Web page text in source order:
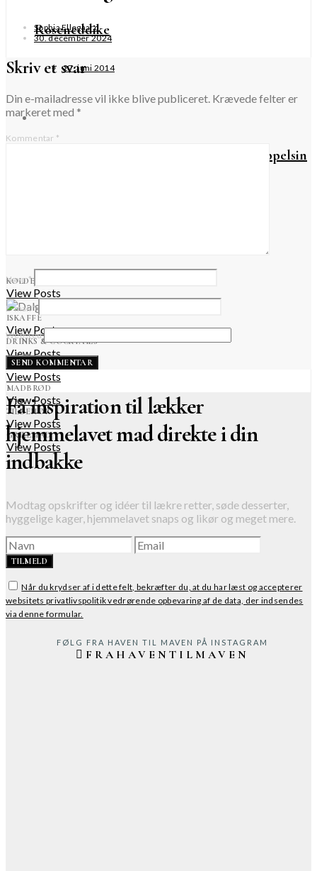
Roseneddike
27. juni 2014
Brombærmarmelade med mandler og appelsin
KOLDE DRIKKE
View Posts
ISKAFFE
View Posts
DRINKS & COCKTAILS
View Posts
BÅLMAD
View Posts
MADBRØD
View Posts
TILBEHØR
View Posts
GRILLMAD
View Posts
Sophia Ellegaard
30. december 2024
Skriv et svar
Din e-mailadresse vil ikke blive publiceret. Krævede felter er
markeret med *
Kommentar *
Navn*
E-mail*
Websted
Få inspiration til lækker
hjemmelavet mad direkte i din
indbakke
Modtag opskrifter og idéer til lækre retter, søde desserter,
hyggelige kager, hjemmelavet snaps og likør og meget mere.
TILMELD
Når du krydser af i dette felt, bekræfter du, at du har læst og accepterer
websitets privatlivspolitik vedrørende opbevaring af de data, der indsendes
via denne formular.
FRAHAVENTILMAVEN
FØLG FRA HAVEN TIL MAVEN PÅ INSTAGRAM